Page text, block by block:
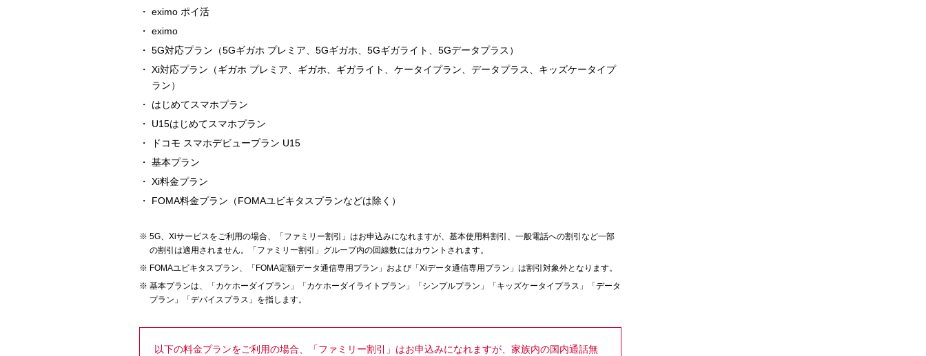
eximo ポイ活
eximo
5G対応プラン（5Gギガホ プレミア、5Gギガホ、5Gギガライト、5Gデータプラス）
Xi対応プラン（ギガホ プレミア、ギガホ、ギガライト、ケータイプラン、データプラス、キッズケータイプ
ラン）
はじめてスマホプラン
U15はじめてスマホプラン
ドコモ スマホデビュープラン U15
基本プラン
Xi料金プラン
FOMA料金プラン（FOMAユビキタスプランなどは除く）
5G、Xiサービスをご利用の場合、「ファミリー割引」はお申込みになれますが、基本使用料割引、一般電話への割引など一部
の割引は適用されません。「ファミリー割引」グループ内の回線数にはカウントされます。
FOMAユビキタスプラン、「FOMA定額データ通信専用プラン」および「Xiデータ通信専用プラン」は割引対象外となります。
基本プランは、「カケホーダイプラン」「カケホーダイライトプラン」「シンプルプラン」「キッズケータイプラス」「データ
プラン」「デバイスプラス」を指します。
以下の料金プランをご利用の場合、「ファミリー割引」はお申込みになれますが、家族内の国内通話無